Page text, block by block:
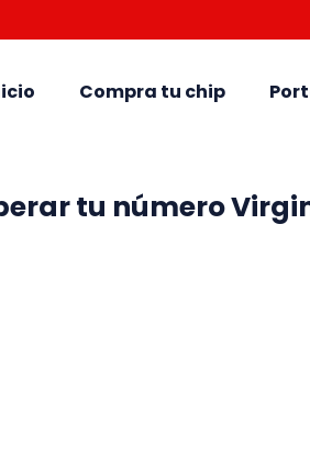
Compra tu chip
tu número